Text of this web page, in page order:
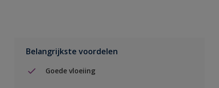
Belangrijkste voordelen
Goede vloeiing